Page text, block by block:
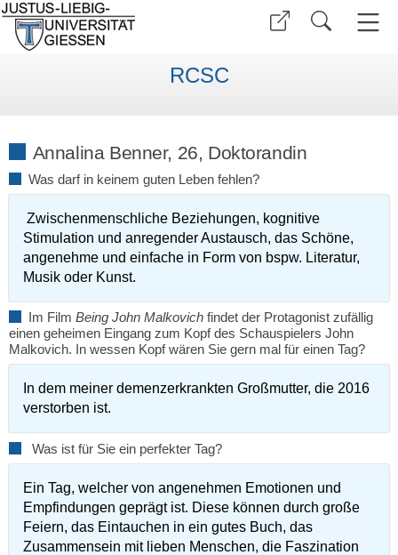
RCSC
Annalina Benner, 26, Doktorandin
Was darf in keinem guten Leben fehlen?
Zwischenmenschliche Beziehungen, kognitive
Stimulation und anregender Austausch, das Schöne,
angenehme und einfache in Form von bspw. Literatur,
Musik oder Kunst.
Im Film Being John Malkovichfindet der Protagonist zufällig
einen geheimen Eingang zum Kopf des Schauspielers John
Malkovich. In wessen Kopf wären Sie gern mal für einen Tag?
In dem meiner demenzerkrankten Großmutter, die 2016
verstorben ist.
Was ist für Sie ein perfekter Tag?
Ein Tag, welcher von angenehmen Emotionen und
Empfindungen geprägt ist. Diese können durch große
Feiern, das Eintauchen in ein gutes Buch, das
Zusammensein mit lieben Menschen, die Faszination